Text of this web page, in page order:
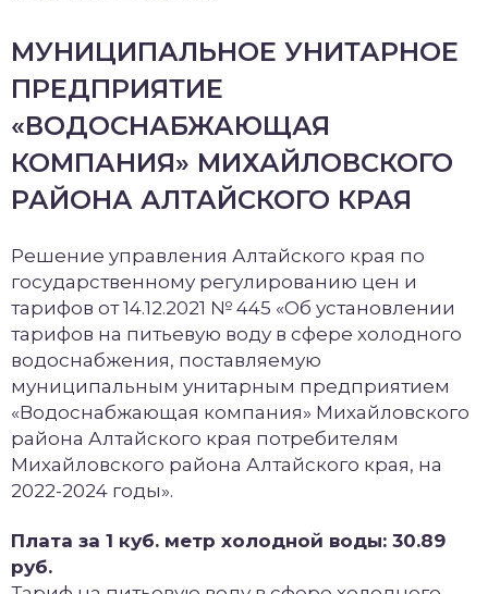
МУНИЦИПАЛЬНОЕ УНИТАРНОЕ
ПРЕДПРИЯТИЕ
«ВОДОСНАБЖАЮЩАЯ
КОМПАНИЯ» МИХАЙЛОВСКОГО
РАЙОНА АЛТАЙСКОГО КРАЯ
Решение управления Алтайского края по
государственному регулированию цен и
тарифов от 14.12.2021 № 445 «Об установлении
тарифов на питьевую воду в сфере холодного
водоснабжения, поставляемую
муниципальным унитарным предприятием
«Водоснабжающая компания» Михайловского
района Алтайского края потребителям
Михайловского района Алтайского края, на
2022-2024 годы».
Плата за 1 куб. метр холодной воды: 30.89
руб.